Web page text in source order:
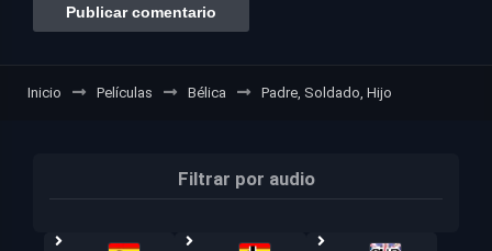
Inicio Películas Bélica Padre, Soldado, Hijo
Filtrar por audio